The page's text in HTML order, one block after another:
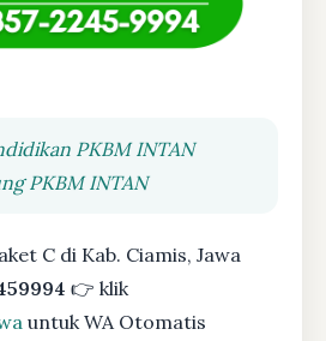
PKBM INTAN
PKBM INTAN
C di Kab. Ciamis, Jawa
👉 klik
untuk WA Otomatis